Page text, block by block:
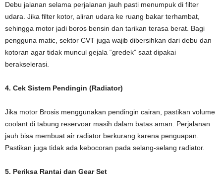
Debu jalanan selama perjalanan jauh pasti menumpuk di filter
udara. Jika filter kotor, aliran udara ke ruang bakar terhambat,
sehingga motor jadi boros bensin dan tarikan terasa berat. Bagi
pengguna matic, sektor CVT juga wajib dibersihkan dari debu dan
kotoran agar tidak muncul gejala “gredek” saat dipakai
berakselerasi.
4. Cek Sistem Pendingin (Radiator)
Jika motor Brosis menggunakan pendingin cairan, pastikan volume
coolant di tabung reservoar masih dalam batas aman. Perjalanan
jauh bisa membuat air radiator berkurang karena penguapan.
Pastikan juga tidak ada kebocoran pada selang-selang radiator.
5. Periksa Rantai dan Gear Set